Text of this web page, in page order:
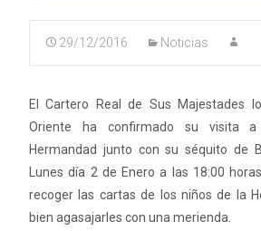
29/12/2016 Noticias
El Cartero Real de Sus Majestades
Oriente ha confirmado su visita
Hermandad junto con su séquito de
Lunes día 2 de Enero a las 18:00
recoger las cartas de los niños de la
bien agasajarles con una merienda.